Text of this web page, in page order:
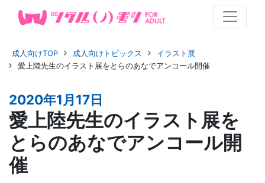
成人向けTOP 成人向けトピックス
イラスト展
愛上陸先生のイラスト展をとらのあなでアンコール開催
2020年1月17日
愛上陸先生のイラスト展を
とらのあなでアンコール開
催